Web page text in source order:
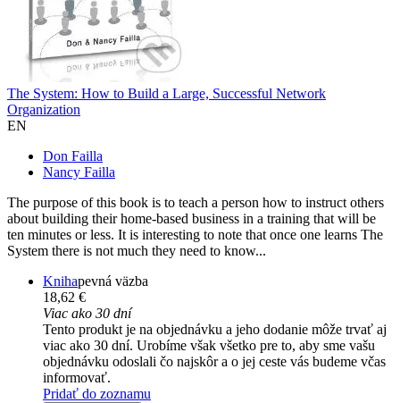
The System: How to Build a Large, Successful Network
Organization
EN
Don Failla
Nancy Failla
The purpose of this book is to teach a person how to instruct others
about building their home-based business in a training that will be
ten minutes or less. It is interesting to note that once one learns The
System there is not much they need to know...
Knihapevná väzba
18,62 €
Viac ako 30 dní
Tento produkt je na objednávku a jeho dodanie môže trvať aj
viac ako 30 dní. Urobíme však všetko pre to, aby sme vašu
objednávku odoslali čo najskôr a o jej ceste vás budeme včas
informovať.
Pridať do zoznamu